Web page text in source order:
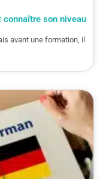
connaître son niveau
avant une formation, il